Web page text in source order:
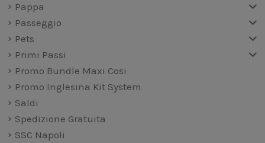
Pappa
Passeggio
Pets
Primi Passi
Promo Bundle Maxi Cosi
Promo Inglesina Kit System
Saldi
Spedizione Gratuita
SSC Napoli